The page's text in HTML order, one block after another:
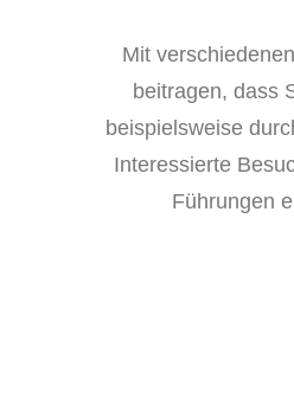
Mit
beitragen, dass
beispielsweise
Interessierte
Führungen